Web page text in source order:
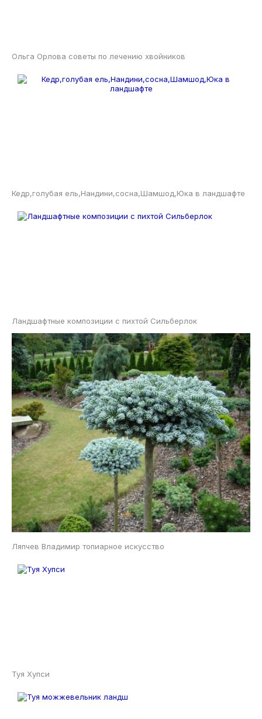
Ольга Орлова советы по лечению хвойников
Кедр,голубая ель,Нандини,сосна,Шамшод,Юка в ландшафте
Ландшафтные композиции с пихтой Сильберлок
Ляпчев Владимир топиарное искусство
Туя Хупси